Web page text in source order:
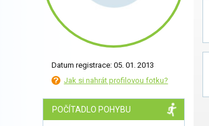
Datum registrace: 05. 01. 2013
Jak si nahrát profilovou fotku?
POČÍTADLO POHYBU